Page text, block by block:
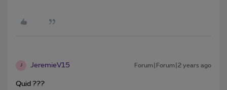
J JeremieV15 Forum|Forum|2 years ago
Quid ???